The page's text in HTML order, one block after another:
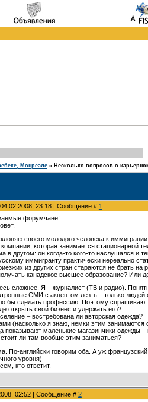
Монреале » Несколько вопросов о
23:18 | Сообщение # 1
форумчане!
своего молодого человека к
компании, которая занимается
в другом: он когда-то кого-то наслушался и
иммигранту практически нереально
из других стран стараются не брать
канадское высшее образование? Или
сложнее. Я – журналист (ТВ и радио).
СМИ с акцентом лезть – только
бы сделать профессию. Поэтому спрашиваю:
открыть свой бизнес и удержать его?
– востребована ли авторская одежда?
(насколько я знаю, немки этим занимаются
показывают маленькие магазинчики одежды –
ли там вообще этим заниматься?
По-английски говорим оба. А уж
уровня)
кто ответит.
02:52 | Сообщение # 2